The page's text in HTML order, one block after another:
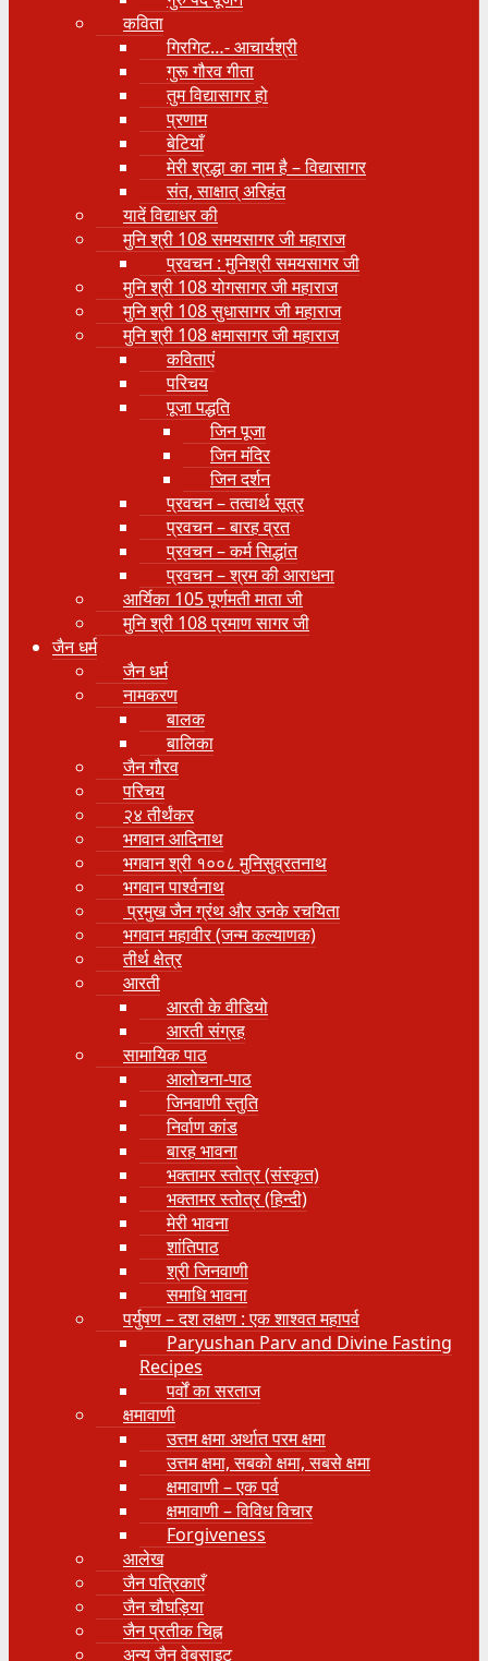
कविता
गिरगिट…- आचार्यश्री
गुरू गौरव गीता
तुम विद्यासागर हो
प्रणाम
बेटियाँ
मेरी श्रद्धा का नाम है – विद्यासागर
संत, साक्षात् अरिहंत
यादें विद्याधर की
मुनि श्री 108 समयसागर जी महाराज
प्रवचन : मुनिश्री समयसागर जी
मुनि श्री 108 योगसागर जी महाराज
मुनि श्री 108 सुधासागर जी महाराज
मुनि श्री 108 क्षमासागर जी महाराज
कविताएं
परिचय
पूजा पद्धति
जिन पूजा
जिन मंदिर
जिन दर्शन
प्रवचन – तत्वार्थ सूत्र
प्रवचन – बारह व्रत
प्रवचन – कर्म सिद्धांत
प्रवचन – श्रम की आराधना
आर्यिका 105 पूर्णमती माता जी
मुनि श्री 108 प्रमाण सागर जी
जैन धर्म
जैन धर्म
नामकरण
बालक
बालिका
जैन गौरव
परिचय
२४ तीर्थंकर
भगवान आदिनाथ
भगवान श्री १००८ मुनिसुव्रतनाथ
भगवान पार्श्वनाथ
प्रमुख जैन ग्रंथ और उनके रचयिता
भगवान महावीर (जन्म कल्याणक)
तीर्थ क्षेत्र
आरती
आरती के वीडियो
आरती संग्रह
सामायिक पाठ
आलोचना-पाठ
जिनवाणी स्तुति
निर्वाण कांड
बारह भावना
भक्तामर स्तोत्र (संस्कृत)
भक्तामर स्तोत्र (हिन्दी)
मेरी भावना
शांतिपाठ
श्री जिनवाणी
समाधि भावना
पर्युषण – दश लक्षण : एक शाश्वत महापर्व
Paryushan Parv and Divine Fasting
Recipes
पर्वों का सरताज
क्षमावाणी
उत्तम क्षमा अर्थात परम क्षमा
उत्तम क्षमा, सबको क्षमा, सबसे क्षमा
क्षमावाणी – एक पर्व
क्षमावाणी – विविध विचार
Forgiveness
आलेख
जैन पत्रिकाएँ
जैन चौघड़िया
जैन प्रतीक चिह्न
अन्य जैन वेबसाइट